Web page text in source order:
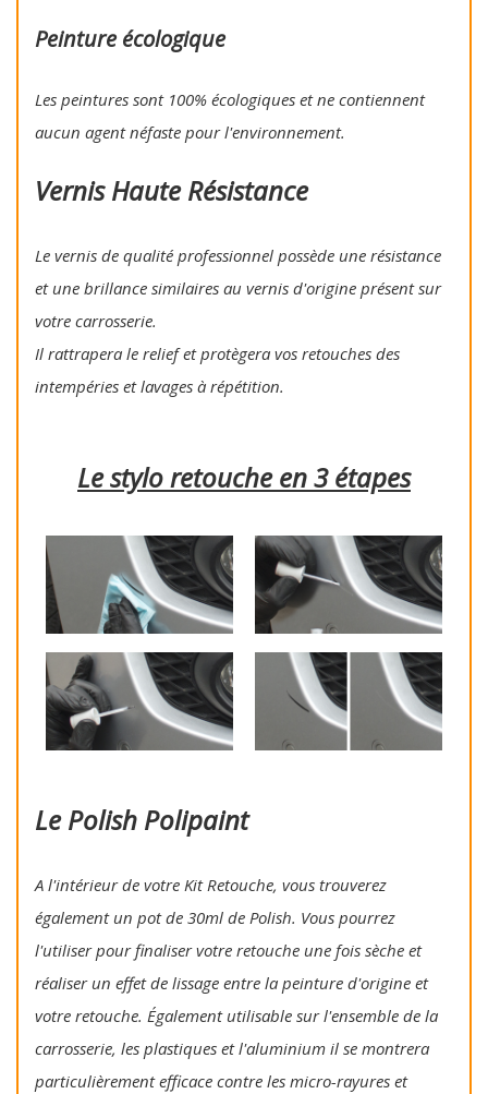
Peinture écologique
Les peintures sont 100% écologiques et ne contiennent
aucun agent néfaste pour l'environnement.
Vernis Haute Résistance
Le vernis de qualité professionnel possède une résistance
et une brillance similaires au vernis d'origine présent sur
votre carrosserie.
Il rattrapera le relief et protègera vos retouches des
intempéries et lavages à répétition.
Le stylo retouche en 3 étapes
Le Polish Polipaint
A l'intérieur de votre Kit Retouche, vous trouverez
également un pot de 30ml de Polish. Vous pourrez
l'utiliser pour finaliser votre retouche une fois sèche et
réaliser un effet de lissage entre la peinture d'origine et
votre retouche. Également utilisable sur l'ensemble de la
carrosserie, les plastiques et l'aluminium il se montrera
particulièrement efficace contre les micro-rayures et